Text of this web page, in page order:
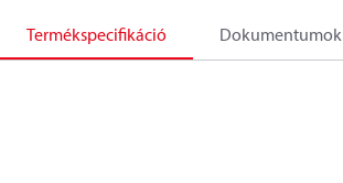
Termékspecifikáció Dokumentumok